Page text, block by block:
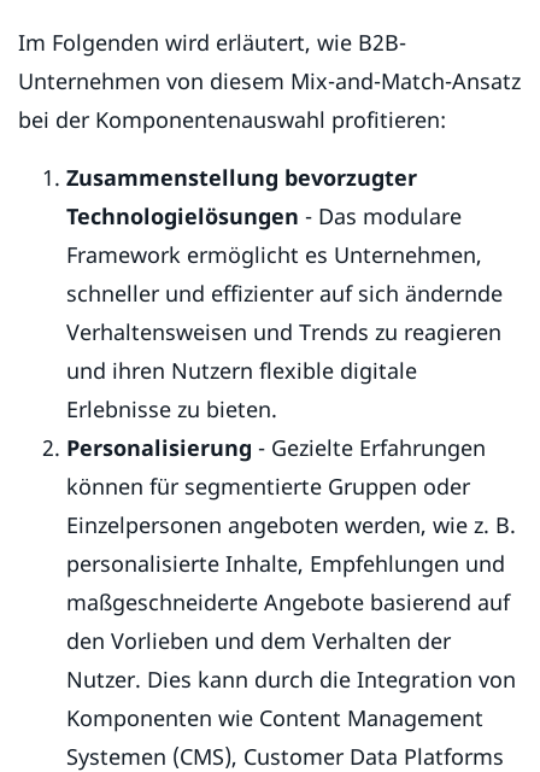
Im Folgenden wird erläutert, wie B2B-
Unternehmen von diesem Mix-and-Match-Ansatz
bei der Komponentenauswahl profitieren:
Zusammenstellung bevorzugter
Technologielösungen - Das modulare
Framework ermöglicht es Unternehmen,
schneller und effizienter auf sich ändernde
Verhaltensweisen und Trends zu reagieren
und ihren Nutzern flexible digitale
Erlebnisse zu bieten.
Personalisierung - Gezielte Erfahrungen
können für segmentierte Gruppen oder
Einzelpersonen angeboten werden, wie z. B.
personalisierte Inhalte, Empfehlungen und
maßgeschneiderte Angebote basierend auf
den Vorlieben und dem Verhalten der
Nutzer. Dies kann durch die Integration von
Komponenten wie Content Management
Systemen (CMS), Customer Data Platforms